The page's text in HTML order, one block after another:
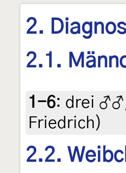
2.
2.1.
1-6: drei
Friedrich)
2.2.